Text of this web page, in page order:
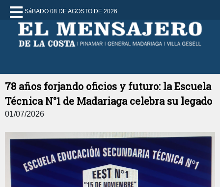
SáBADO 08 DE AGOSTO DE 2026
78 años forjando oficios y futuro: la Escuela
Técnica N°1 de Madariaga celebra su legado
01/07/2026